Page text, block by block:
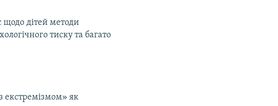
щодо дітей методи
тиску та багато
екстремізмом» як